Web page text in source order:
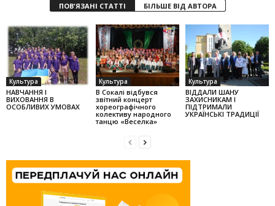
ПОВ'ЯЗАНІ СТАТТІ БІЛЬШЕ ВІД АВТОРА
Культура
НАВЧАННЯ І
ВИХОВАННЯ В
ОСОБЛИВИХ УМОВАХ
Культура
В Сокалі відбувся
звітний концерт
хореографічного
колек­тиву народного
танцю «Веселка»
Культура
ВІДДАЛИ ШАНУ
ЗАХИСНИКАМ І
ПІДТРИМАЛИ
УКРАЇНСЬКІ ТРАДИЦІЇ